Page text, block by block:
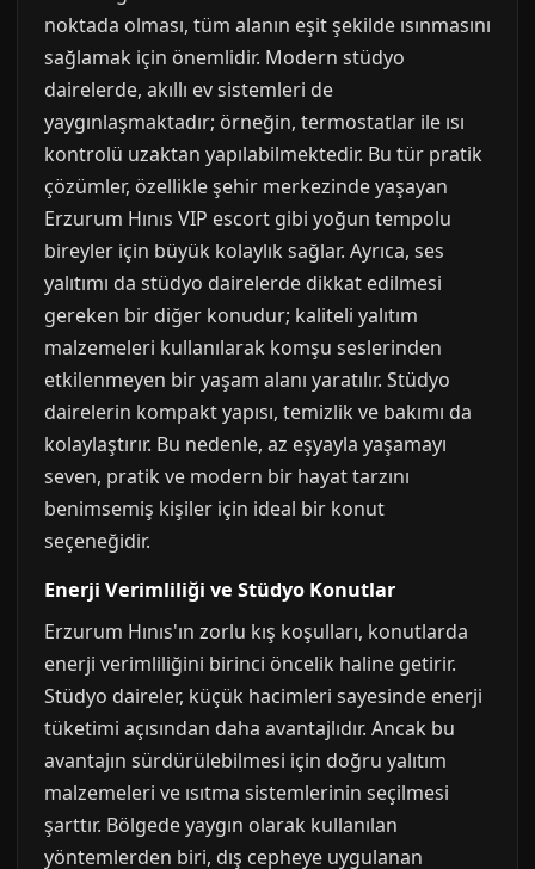
noktada olması, tüm alanın eşit şekilde ısınmasını
sağlamak için önemlidir. Modern stüdyo
dairelerde, akıllı ev sistemleri de
yaygınlaşmaktadır; örneğin, termostatlar ile ısı
kontrolü uzaktan yapılabilmektedir. Bu tür pratik
çözümler, özellikle şehir merkezinde yaşayan
Erzurum Hınıs VIP escort gibi yoğun tempolu
bireyler için büyük kolaylık sağlar. Ayrıca, ses
yalıtımı da stüdyo dairelerde dikkat edilmesi
gereken bir diğer konudur; kaliteli yalıtım
malzemeleri kullanılarak komşu seslerinden
etkilenmeyen bir yaşam alanı yaratılır. Stüdyo
dairelerin kompakt yapısı, temizlik ve bakımı da
kolaylaştırır. Bu nedenle, az eşyayla yaşamayı
seven, pratik ve modern bir hayat tarzını
benimsemiş kişiler için ideal bir konut
seçeneğidir.
Enerji Verimliliği ve Stüdyo Konutlar
Erzurum Hınıs'ın zorlu kış koşulları, konutlarda
enerji verimliliğini birinci öncelik haline getirir.
Stüdyo daireler, küçük hacimleri sayesinde enerji
tüketimi açısından daha avantajlıdır. Ancak bu
avantajın sürdürülebilmesi için doğru yalıtım
malzemeleri ve ısıtma sistemlerinin seçilmesi
şarttır. Bölgede yaygın olarak kullanılan
yöntemlerden biri, dış cepheye uygulanan